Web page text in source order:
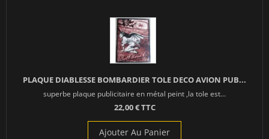
PLAQUE DIABLESSE BOMBARDIER TOLE DECO AVION PUB...
superbe plaque publicitaire en métal peint ,la tole est...
22,00 € TTC
Ajouter Au Panier